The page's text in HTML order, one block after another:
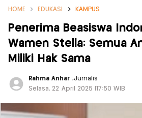
HOME EDUKASI KAMPUS
Penerima Beasiswa
Wamen Stella: Semua
Miliki Hak Sama
Rahma Anhar ,Jurnalis
Selasa, 22 April 2025 |17:50 WIB